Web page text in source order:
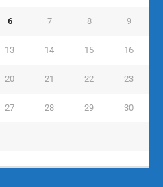
6 7 8 9
13 14 15 16
20 21 22 23
27 28 29 30